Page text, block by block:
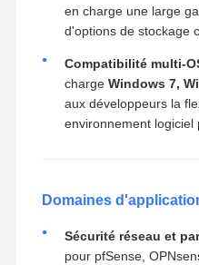
en charge une large
d'options de stockage
Compatibilité multi-
charge Windows 7,
aux développeurs la
environnement logiciel
Domaines
Sécurité réseau et
pour pfSense,